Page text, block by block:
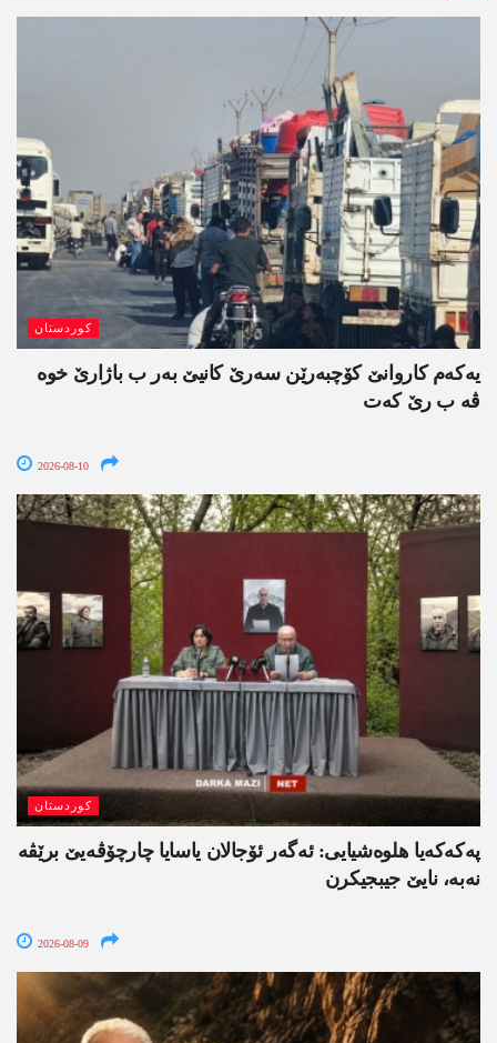
کوردستان
یەکەم کاروانێ کۆچبەرێن سەرێ کانیێ بەر ب باژارێ خوە
ڤە ب رێ کەت
2026-08-10
کوردستان
په‌كه‌كه‌یا هلوه‌شیایی: ئەگەر ئۆجالان یاسایا چارچۆڤەیێ برێڤە
نه‌به‌، نایێ جیبجیکرن
2026-08-09